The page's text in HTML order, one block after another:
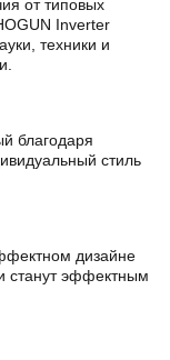
от типовых
Inverter
техники и
благодаря
стиль
дизайне
станут эффектным